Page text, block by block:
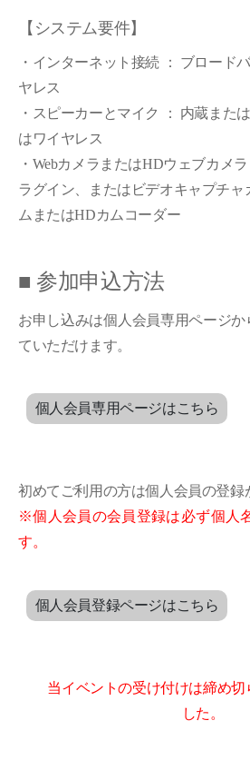
【システム要件】
・インターネット接続 ： ブロード
ヤレス
・スピーカーとマイク ： 内蔵また
はワイヤレス
・WebカメラまたはHDウェブカメ
ラグイン、またはビデオキャプチャ
ムまたはHDカムコーダー
■ 参加申込方法
お申し込みは個人会員専用ページ
ていただけます。
個人会員専用ページはこちら
初めてご利用の方は個人会員の登録
※個人会員の会員登録は必ず個人
す。
個人会員登録ページはこちら
当イベントの受け付けは締め切
した。